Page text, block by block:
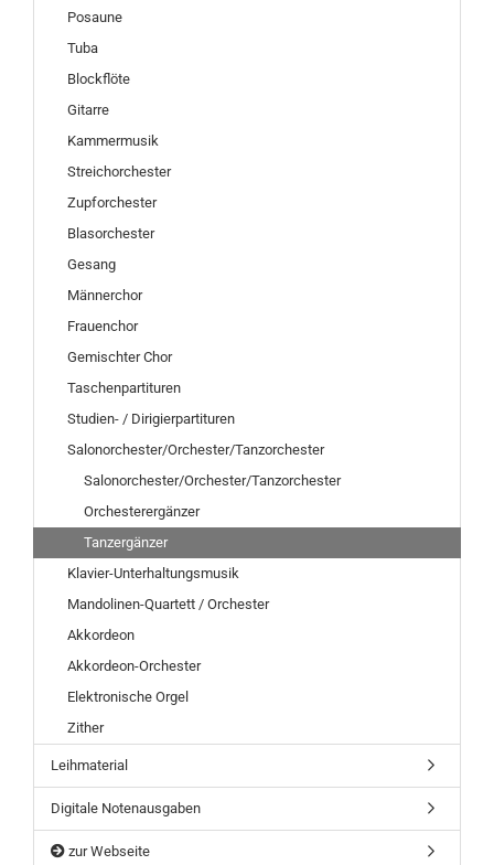
Posaune
Tuba
Blockflöte
Gitarre
Kammermusik
Streichorchester
Zupforchester
Blasorchester
Gesang
Männerchor
Frauenchor
Gemischter Chor
Taschenpartituren
Studien- / Dirigierpartituren
Salonorchester/Orchester/Tanzorchester
Salonorchester/Orchester/Tanzorchester
Orchesterergänzer
Tanzergänzer
Klavier-Unterhaltungsmusik
Mandolinen-Quartett / Orchester
Akkordeon
Akkordeon-Orchester
Elektronische Orgel
Zither
Leihmaterial
Digitale Notenausgaben
zur Webseite